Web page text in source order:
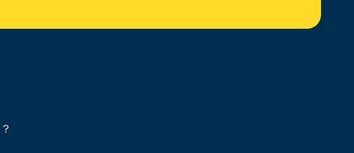
?